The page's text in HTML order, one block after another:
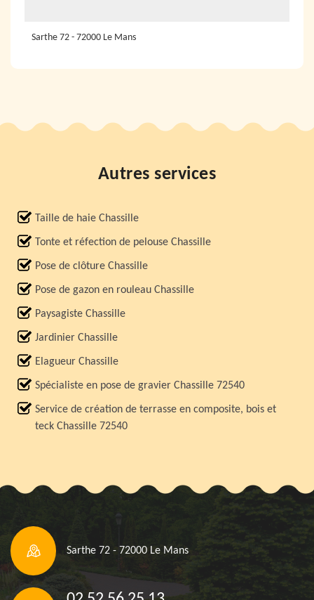
Sarthe 72 - 72000 Le Mans
Autres services
Taille de haie Chassille
Tonte et réfection de pelouse Chassille
Pose de clôture Chassille
Pose de gazon en rouleau Chassille
Paysagiste Chassille
Jardinier Chassille
Elagueur Chassille
Spécialiste en pose de gravier Chassille 72540
Service de création de terrasse en composite, bois et
teck Chassille 72540
Sarthe 72 - 72000 Le Mans